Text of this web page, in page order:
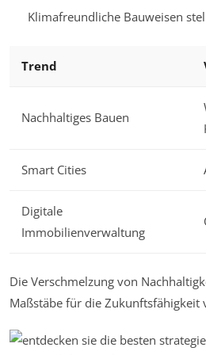
Klimafreundliche Bauweisen
Trend
Nachhaltiges Bauen
Smart Cities
Digitale
Immobilienverwaltung
Die Verschmelzung von
Maßstäbe für die